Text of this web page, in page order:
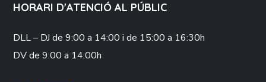
HORARI D'ATENCIÓ AL PÚBLIC
DLL – DJde 9:00 a 14:00 i de 15:00 a 16:30h
DVde 9:00 a 14:00h